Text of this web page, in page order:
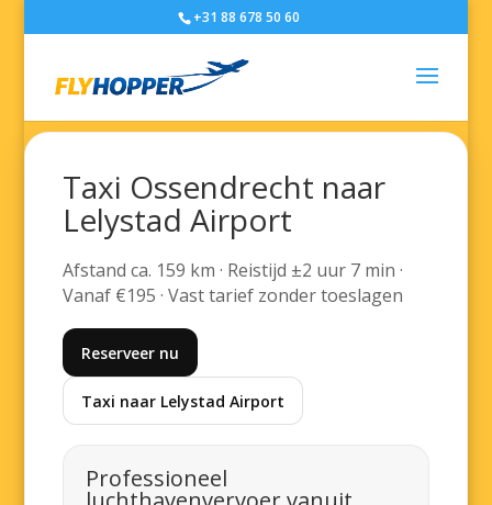
+31 88 678 50 60
Taxi Ossendrecht naar
Lelystad Airport
Afstand ca. 159 km · Reistijd ±2 uur 7 min ·
Vanaf €195 · Vast tarief zonder toeslagen
Reserveer nu
Taxi naar Lelystad Airport
Professioneel